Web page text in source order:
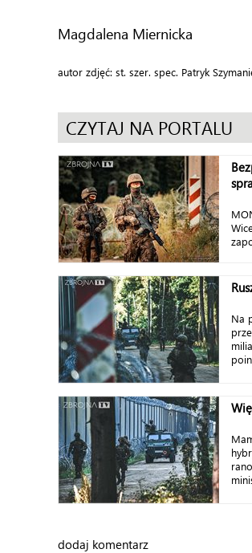
Magdalena Miernicka
autor zdjęć: st. szer. spec. Patryk
CZYTAJ NA PORTALU
Na
dodaj komentarz